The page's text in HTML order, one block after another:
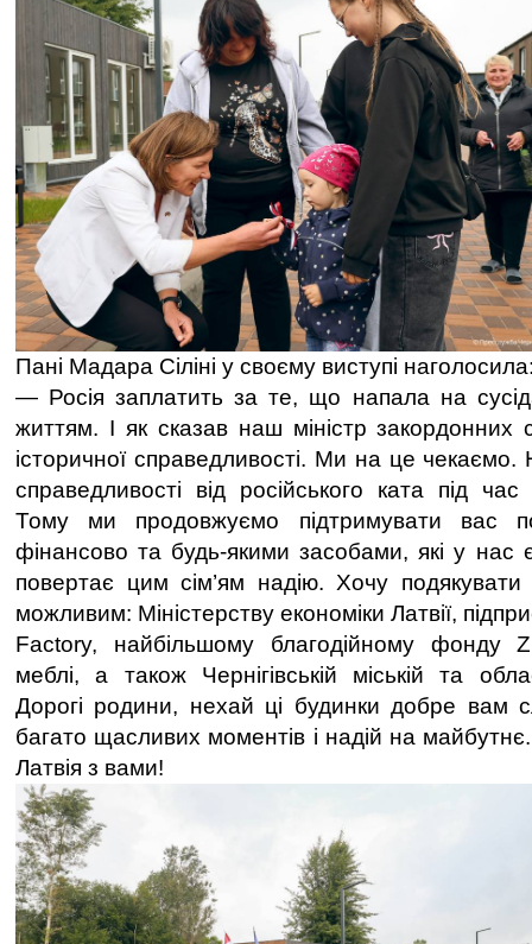
Пані Мадара Сіліні у своєму виступі
— Росія заплатить за те, що напала на
життям. І як сказав наш міністр
історичної справедливості. Ми на це чекаємо.
справедливості від російського ката під час
Тому ми продовжуємо підтримувати вас
фінансово та будь-якими засобами, які у
повертає цим сім’ям надію. Хочу
можливим: Міністерству економіки Латвії,
Factory, найбільшому благодійному фонду
меблі, а також Чернігівській міській та
Дорогі родини, нехай ці будинки добре вам
багато щасливих моментів і надій на
Латвія з вами!